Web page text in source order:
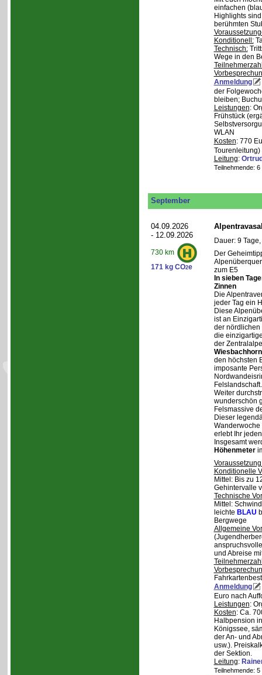
einfachen
Highlights
berühmten
Konditionell:
Technisch:
Wege in den
Anmeldung
der
bleiben;
Leistungen:
Frühstück
WLAN
Kosten: 770
Tourenleitung)
Leitung:
Teilnehmende:
September
04.09.2026
- 12.09.2026
730 km
171 kg CO2e
Dauer: 9
Der
zum E5
In sieben
Zinnen
Die
jeder Tag ein
Diese
ist an
der
die
der
den höchsten
imposante
Felslandschaft.
Weiter
wunderschön
Felsmassive
Dieser
erlebt Ihr
Insgesamt
Höhenmeter
Konditionelle
Mittel: Bis zu
Gehintervalle
Technische
Mittel:
leichte BLAU
Bergwege
Allgemeine
und Abreise
Anmeldung
Euro nach
Leistungen:
Kosten: Ca.
Halbpension
Königssee,
der An- und
usw.).
der Sektion.
Leitung:
Teilnehmende: